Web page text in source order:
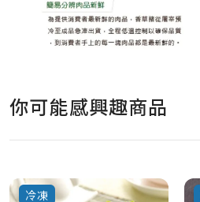
你可能感興趣商品
冷凍